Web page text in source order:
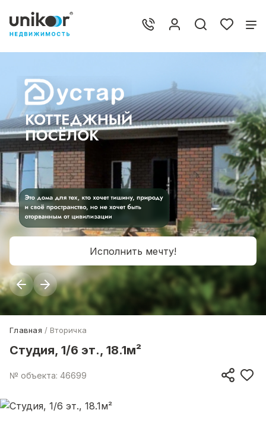
Исполнить мечту!
Главная Вторичка
Студия, 1/6 эт., 18.1м²
№ объекта: 46699